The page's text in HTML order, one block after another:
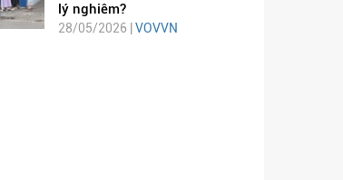
lý nghiêm?
28/05/2026 | VOVVN